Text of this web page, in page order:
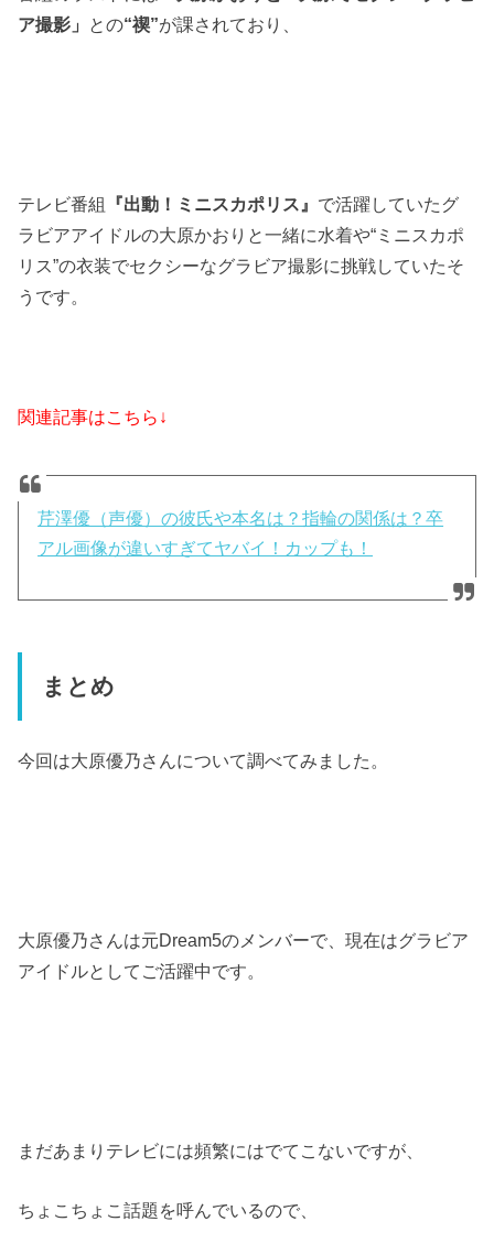
ア撮影」 との“禊”が課されており、
テレビ番組 『出動！ミニスカポリス』 で活躍していたグ
ラビアアイドルの大原かおりと一緒に水着や“ミニスカポ
リス”の衣装でセクシーなグラビア撮影に挑戦していたそ
うです。
関連記事はこちら↓
芹澤優（声優）の彼氏や本名は？指輪の関係は？卒
アル画像が違いすぎてヤバイ！カップも！
まとめ
今回は大原優乃さんについて調べてみました。
大原優乃さんは元Dream5のメンバーで、現在はグラビア
アイドルとしてご活躍中です。
まだあまりテレビには頻繁にはでてこないですが、
ちょこちょこ話題を呼んでいるので、